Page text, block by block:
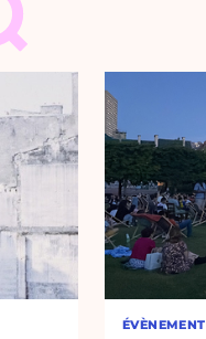
ÉVÈNEMENT